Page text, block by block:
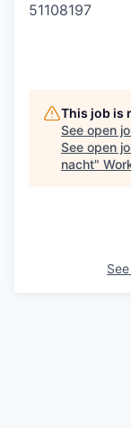
51108197
This job is
See open
See open
nacht"